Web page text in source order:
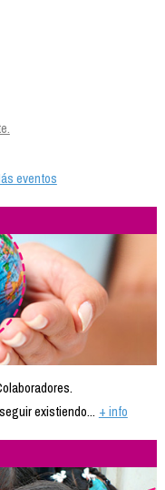
eventos
existiendo... + info